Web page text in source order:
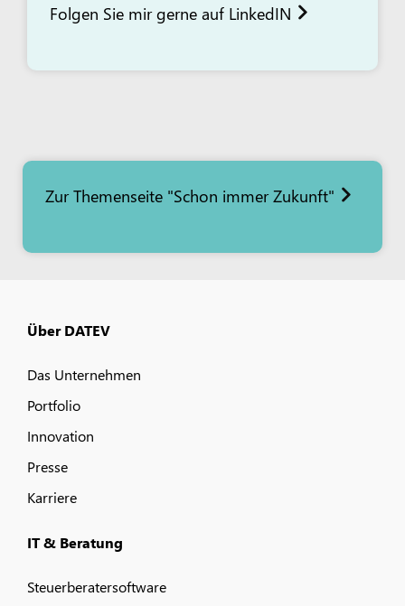
Folgen Sie mir gerne auf LinkedIN
Zur Themenseite "Schon immer Zukunft"
Über DATEV
Das Unternehmen
Portfolio
Innovation
Presse
Karriere
IT & Beratung
Steuerberatersoftware